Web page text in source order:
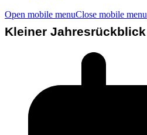
Open mobile menuClose mobile menu
Kleiner Jahresrückblick